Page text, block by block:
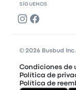
SÍGUENOS
© 2026 Busbud
Condiciones de
Política de
Política de